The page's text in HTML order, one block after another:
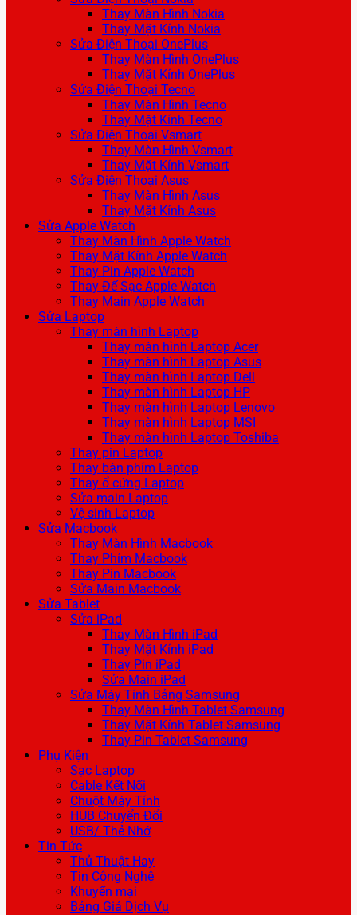
Thay Màn Hình Nokia
Thay Mặt Kính Nokia
Sửa Điện Thoại OnePlus
Thay Màn Hình OnePlus
Thay Mặt Kính OnePlus
Sửa Điện Thoại Tecno
Thay Màn Hình Tecno
Thay Mặt Kính Tecno
Sửa Điện Thoại Vsmart
Thay Màn Hình Vsmart
Thay Mặt Kính Vsmart
Sửa Điện Thoại Asus
Thay Màn Hình Asus
Thay Mặt Kính Asus
Sửa Apple Watch
Thay Màn Hình Apple Watch
Thay Mặt Kính Apple Watch
Thay Pin Apple Watch
Thay Đế Sạc Apple Watch
Thay Main Apple Watch
Sửa Laptop
Thay màn hình Laptop
Thay màn hình Laptop Acer
Thay màn hình Laptop Asus
Thay màn hình Laptop Dell
Thay màn hình Laptop HP
Thay màn hình Laptop Lenovo
Thay màn hình Laptop MSI
Thay màn hình Laptop Toshiba
Thay pin Laptop
Thay bàn phím Laptop
Thay ổ cứng Laptop
Sửa main Laptop
Vệ sinh Laptop
Sửa Macbook
Thay Màn Hình Macbook
Thay Phím Macbook
Thay Pin Macbook
Sửa Main Macbook
Sửa Tablet
Sửa iPad
Thay Màn Hình iPad
Thay Mặt Kính iPad
Thay Pin iPad
Sửa Main iPad
Sửa Máy Tính Bảng Samsung
Thay Màn Hình Tablet Samsung
Thay Mặt Kính Tablet Samsung
Thay Pin Tablet Samsung
Phụ Kiện
Sạc Laptop
Cable Kết Nối
Chuột Máy Tính
HUB Chuyển Đổi
USB/ Thẻ Nhớ
Tin Tức
Thủ Thuật Hay
Tin Công Nghệ
Khuyến mại
Bảng Giá Dịch Vụ